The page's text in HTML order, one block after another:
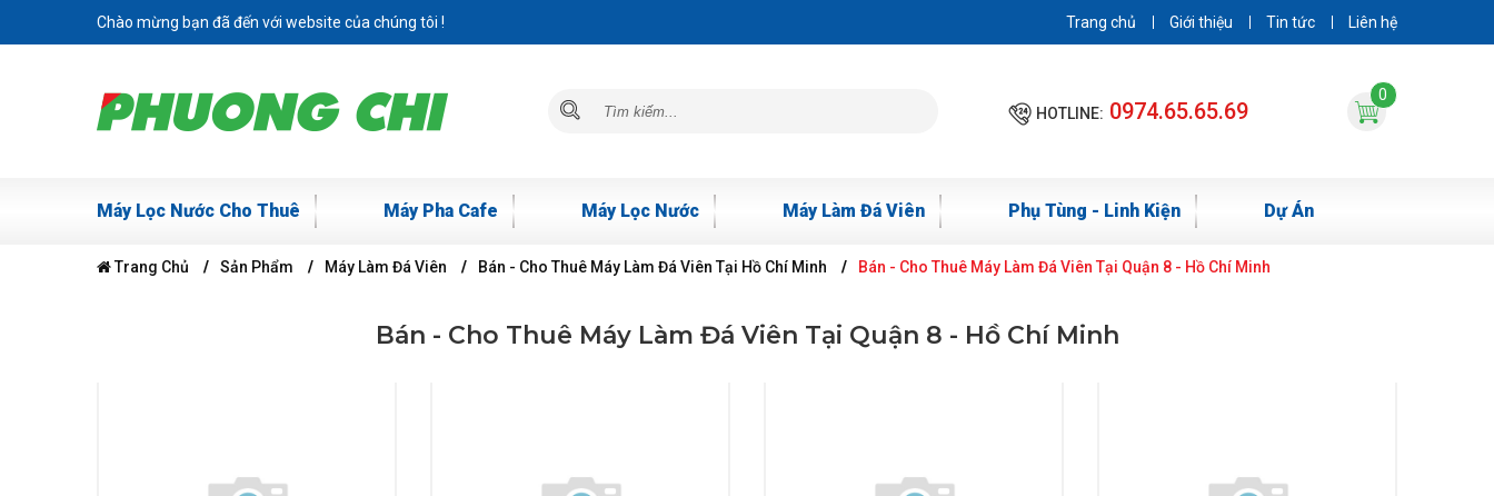
Chào mừng bạn đã đến với website của chúng tôi ! Trang chủ Giới thiệu Tin tức Liên hệ
HOTLINE: 0974.65.65.69
0
Máy Lọc Nước Cho Thuê Máy Pha Cafe Máy Lọc Nước Máy Làm Đá Viên Phụ Tùng - Linh Kiện Dự Án
Trang Chủ Sản Phẩm Máy Làm Đá Viên Bán - Cho Thuê Máy Làm Đá Viên Tại Hồ Chí Minh Bán - Cho Thuê Máy Làm Đá Viên Tại Quận 8 - Hồ Chí Minh
Bán - Cho Thuê Máy Làm Đá Viên Tại Quận 8 - Hồ Chí Minh